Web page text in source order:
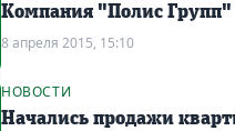
Компания "Полис
8 апреля 2015, 15:10
НОВОСТИ
Начались продажи